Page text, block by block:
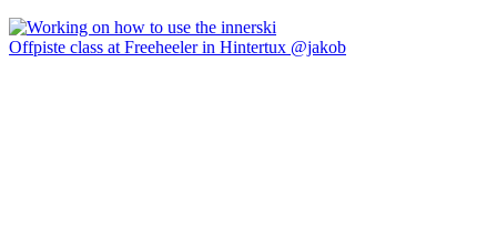
Offpiste class at Freeheeler in Hintertux @jakob